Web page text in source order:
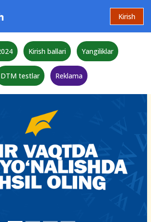
Kirish
Kirish ballari Yangiliklar
DTM testlar Reklama